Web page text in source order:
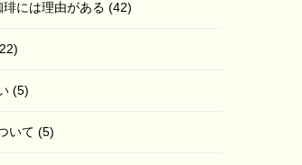
琲には理由がある (42)
(5)
いて (5)